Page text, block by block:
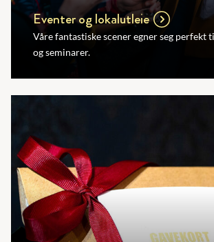
Eventer og lokalutleie
Våre fantastiske scener egner seg perfekt
og seminarer.